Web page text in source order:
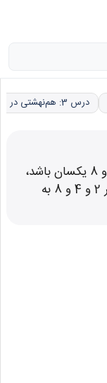
درس 3: هم‌نهشتی در اعداد صحیح، کاربردها
اگر باقی مانده تقسیم عدد فرد a بر 2 و 4 و 8 یکسان باشد،
باقی مانده تقسیم عدد \( a^{2} + 6 \) بر 2 و 4 و 8 به